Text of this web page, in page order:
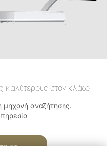
καλύτερους στον κλάδο
μηχανή αναζήτησης.